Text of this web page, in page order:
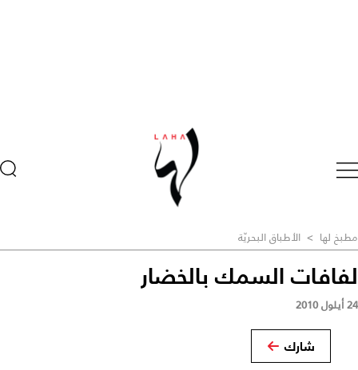
مطبخ لها > الأطباق البحريّة
لفافات السمك بالخضار
24 أيلول 2010
شارك